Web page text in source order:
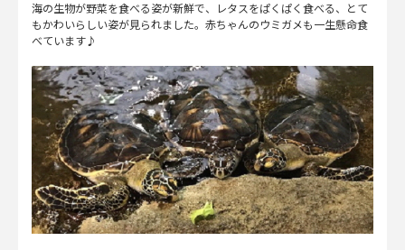
海の生物が野菜を食べる姿が新鮮で、レタスをぱくぱく食べる、とて
もかわいらしい姿が見られました。赤ちゃんのウミガメも一生懸命食
べています♪